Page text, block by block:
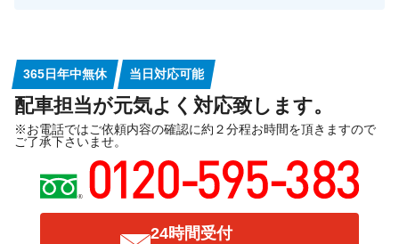
365日年中無休 当日対応可能
配車担当が元気よく対応致します。
※お電話ではご依頼内容の確認に約２分程お時間を頂きますので
ご了承下さいませ。
24時間受付